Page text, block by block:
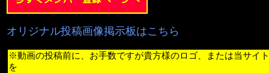
オリジナル投稿画像掲示板はこちら
※動画の投稿前に、お手数ですが貴方様のロゴ、または当サイ
を